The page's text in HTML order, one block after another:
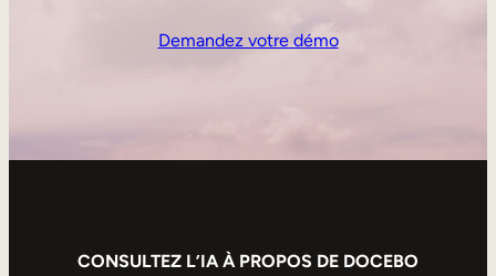
Demandez votre démo
CONSULTEZ L’IA À PROPOS DE DOCEBO